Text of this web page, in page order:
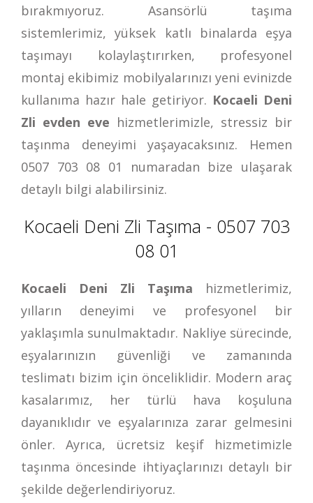
bırakmıyoruz. Asansörlü taşıma
sistemlerimiz, yüksek katlı binalarda eşya
taşımayı kolaylaştırırken, profesyonel
montaj ekibimiz mobilyalarınızı yeni evinizde
kullanıma hazır hale getiriyor. Kocaeli Deni
Zli evden eve hizmetlerimizle, stressiz bir
taşınma deneyimi yaşayacaksınız. Hemen
0507 703 08 01
numaradan bize ulaşarak
detaylı bilgi alabilirsiniz.
Kocaeli Deni Zli Taşıma - 0507 703
08 01
Kocaeli Deni Zli Taşıma hizmetlerimiz,
yılların deneyimi ve profesyonel bir
yaklaşımla sunulmaktadır. Nakliye sürecinde,
eşyalarınızın güvenliği ve zamanında
teslimatı bizim için önceliklidir. Modern araç
kasalarımız, her türlü hava koşuluna
dayanıklıdır ve eşyalarınıza zarar gelmesini
önler. Ayrıca, ücretsiz keşif hizmetimizle
taşınma öncesinde ihtiyaçlarınızı detaylı bir
şekilde değerlendiriyoruz.